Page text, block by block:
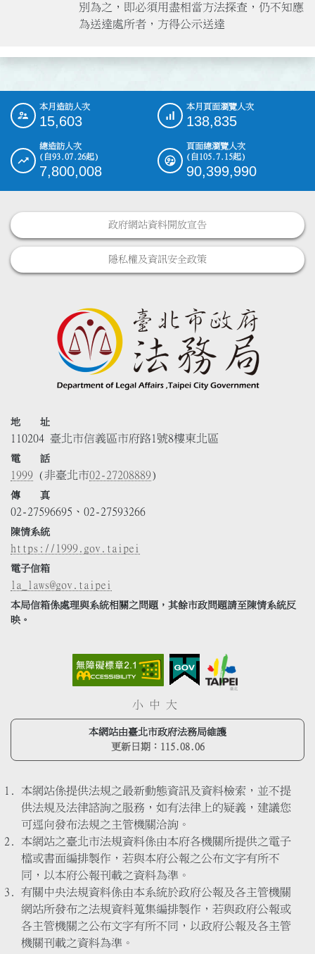
別為之，即必須用盡相當方法探查，仍不知應
為送達處所者，方得公示送達
::: 本月造訪人次
15,603
本月頁面瀏覽人次
138,835
總造訪人次
(自93.07.26起)
7,800,008
頁面總瀏覽人次
(自105.7.15起)
90,399,990
政府網站資料開放宣告
隱私權及資訊安全政策
地 址
110204 臺北市信義區市府路1號8樓東北區
電 話
1999 (非臺北市02-27208889)
傳 真
02-27596695、02-27593266
陳情系統
https://1999.gov.taipei
電子信箱
la_laws@gov.taipei
本局信箱係處理與系統相關之問題，其餘市政問題請至陳情系統反
映。
小 中 大
本網站由臺北市政府法務局維護
更新日期： 115.08.06
本網站係提供法規之最新動態資訊及資料檢索，並不提
供法規及法律諮詢之服務，如有法律上的疑義，建議您
可逕向發布法規之主管機關洽詢。
本網站之臺北市法規資料係由本府各機關所提供之電子
檔或書面編排製作，若與本府公報之公布文字有所不
同，以本府公報刊載之資料為準。
有關中央法規資料係由本系統於政府公報及各主管機關
網站所發布之法規資料蒐集編排製作，若與政府公報或
各主管機關之公布文字有所不同，以政府公報及各主管
機關刊載之資料為準。